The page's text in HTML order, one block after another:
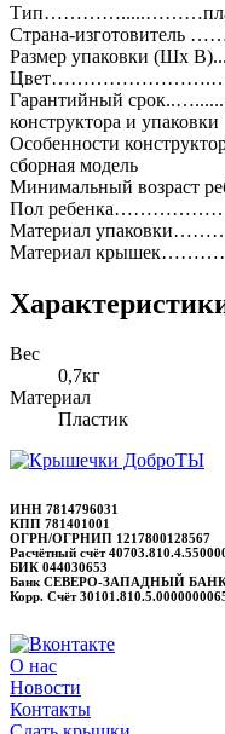
Страна-
Размер упаковки (Шх
Гарантийный
конструктора и упаковки
Особенности
сборная модель
Минимальный возраст
Пол
Материал
Материал
Вес
0,7кг
Материал
Пластик
ИНН 7814796031
КПП 781401001
ОГРН/ОГРНИП 1217800128567
Расчётный счёт
БИК 044030653
Банк СЕВЕРО-ЗАПАДНЫЙ
Корр. Счёт
О нас
Новости
Контакты